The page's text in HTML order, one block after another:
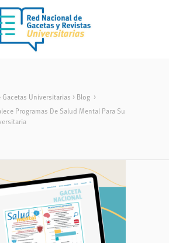
Gacetas Universitarias > Blog >
Programas De Salud Mental Para Su